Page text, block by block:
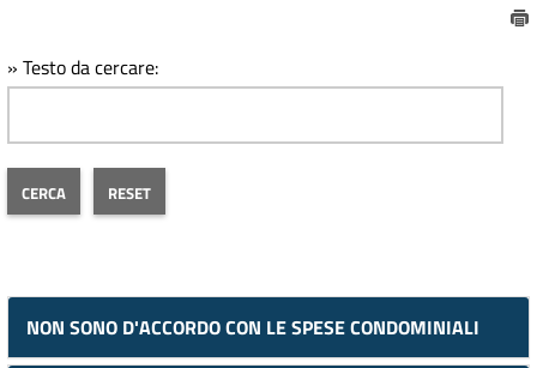
» Testo da cercare:
NON SONO D'ACCORDO CON LE SPESE CONDOMINIALI